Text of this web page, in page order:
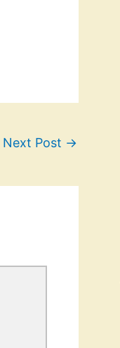
Next Post →